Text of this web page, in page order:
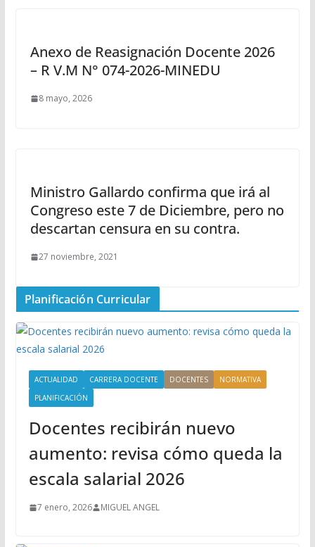
Anexo de Reasignación Docente 2026
– R V.M N° 074-2026-MINEDU
8 mayo, 2026
Ministro Gallardo confirma que irá al
Congreso este 7 de Diciembre, pero no
descartan censura en su contra.
27 noviembre, 2021
Planificación Curricular
ACTUALIDAD CARRERA DOCENTE DOCENTES
NORMATIVA
PLANIFICACIÓN
Docentes recibirán nuevo
aumento: revisa cómo queda la
escala salarial 2026
7 enero, 2026 MIGUEL ANGEL